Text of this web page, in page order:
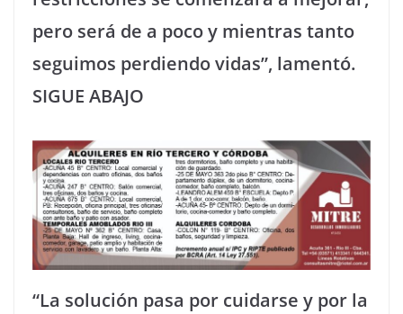
pero será de a poco y mientras tanto
seguimos perdiendo vidas”, lamentó.
SIGUE ABAJO
“La solución pasa por cuidarse y por la